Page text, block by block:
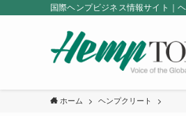
国際ヘンプビジネス情報サイト｜
ホーム ヘンプクリート